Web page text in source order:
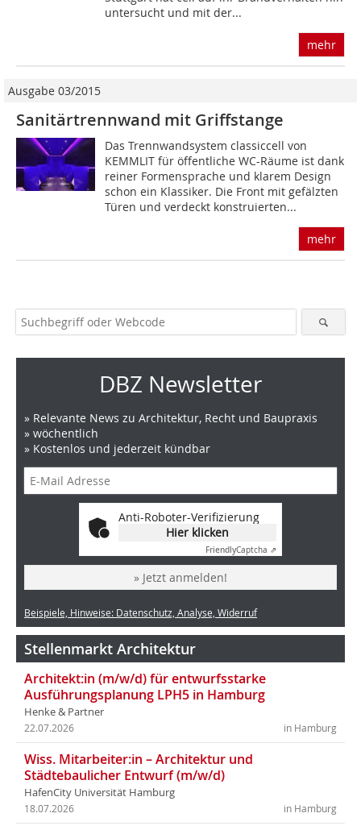
untersucht und mit der...
mehr
Ausgabe 03/2015
Sanitärtrennwand mit Griffstange
Das Trennwandsystem classiccell von
KEMMLIT für öffentliche WC-Räume ist dank
reiner Formensprache und klarem Design
schon ein Klassiker. Die Front mit gefälzten
Türen und verdeckt konstruierten...
mehr
DBZ Newsletter
» Relevante News zu Architektur, Recht und Baupraxis
» wöchentlich
» Kostenlos und jederzeit kündbar
Anti-Roboter-Verifizierung
Hier klicken
FriendlyCaptcha ⇗
» Jetzt anmelden!
Beispiele, Hinweise: Datenschutz, Analyse, Widerruf
Stellenmarkt Architektur
Architekt:in (m/w/d) für entwurfsstarke
Ausführungsplanung LPH5 in Hamburg
Henke & Partner
in Hamburg
22.07.2026
Wiss. Mitarbeiter:in – Architektur und
Städtebaulicher Entwurf (m/w/d)
HafenCity Universität Hamburg
in Hamburg
18.07.2026